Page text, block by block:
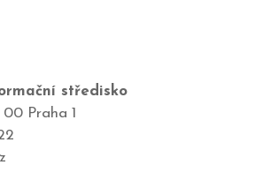
středisko
00 Praha 1